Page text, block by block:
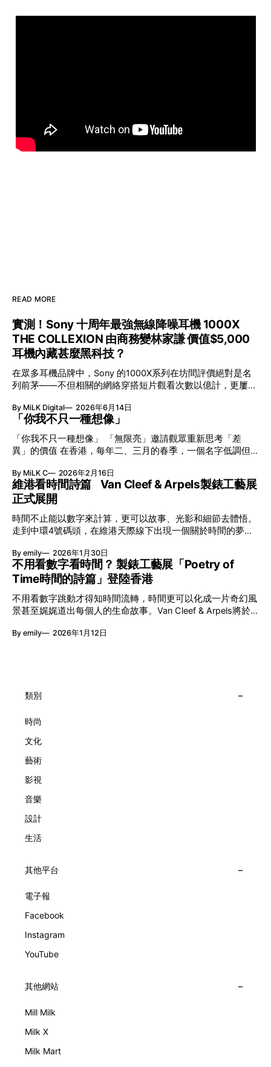
READ MORE
實測！Sony 十周年最強無線降噪耳機 1000X
THE COLLEXION 由商務變林家謙 價值$5,000
耳機內藏甚麼黑科技？
在眾多耳機品牌中，Sony 的1000X系列在坊間評價絕對是名
列前茅——不但相關的網絡穿搭短片觀看次數以億計，更屢獲
VGP 金獎，也是 Amazon 折扣日的大熱推介。
By MiLK Digital 2026年6月14日
「你我不只一種想像」
「你我不只一種想像」 「無限亮」邀請觀眾重新思考「差
異」的價值 在香港，每年二、三月的春季，一個名字低調但
節與香港賽馬會慈善信託基金聯合呈獻，以共融藝術為核心，
八年來不只是帶來無數來自世界各地的優秀節目，更致力於在
本地建立屬於香港的共融創作生態。今年更首度與本地兩大旗
艦藝團強強聯手打造兩部深具意義的作品《遊延》及《弦上光
影》，展開一場前所未有的藝術對話，擦下多元藝術下的流動
能量，全面開展一場無界限嘅藝術旅程。 第八屆「無限亮」
以「你我不只一種想像」為題，從共融角度重新思索「差異」
的價值。不同能力人士是社會多樣性的一部分。每人皆擁有
「不同」能力與特質，當我們一齊生活、一齊創作、互相啟
發，偏見與界線，也自然被藝術溶化。 「無限亮」2026精彩
節目包括: 2月27日至3月1日：帕拉管弦樂團《無邊狂想曲》/
音樂‧舞蹈 (開幕節目) 2月28日至3月1日：
By MiLK C 2026年2月16日
維港看時間詩篇 Van Cleef & Arpels製錶工藝展
正式展開
時間不止能以數字來計算，更可以故事、光影和細節去體悟。
走到中環4號碼頭，在維港天際線下出現一個關於時間的夢幻
覽。由即日至2月8日期間舉行，世家把一貫低調精緻的製錶語
言搬離傳統店舖，放進公共場域，讓時間不只是腕上的個人物
件，而是一場可以與他人一同經歷的詩意旅程。 在碼頭打開
「時間詩集」 走進展場尤如翻開一本時間詩集，藉由不同主
題呈現時間的無限想像。Van Cleef & Arpels的腕錶從來不是
由單純的機械與數字堆砌，更像是腕上的動人故事。 世家以
精湛的製錶技術與敘事美學為核心，讓每一枚腕錶都超越單純
報時的功能，而是把稍縱即逝的瞬間凝結成可以反覆閱讀的畫
子，以及訴說時間的珠寶。每個主題展區都有精美的佈置回應
By emily 2026年1月30日
不用看數字看時間？ 製錶工藝展「Poetry of
Time時間的詩篇」登陸香港
不用看數字跳動才得知時間流轉，時間更可以化成一片奇幻風
景甚至娓娓道出每個人的生命故事。Van Cleef & Arpels將於1
詩篇」展覽，邀請大家走進由愛情故事、詩意星象、迷人自然
大主題展區，彰顯世家的核心價值。2010年，Van Cleef &
級鐘錶大賞（Grand Prix d'Horlogerie de Genève）中獲獎的
擁而吻。雙逆跳機芯精準驅動這場機械浪漫，讓時間不再是抽
象概念，而是心跳的律動。 故事並未完結，2025年推出的
Lady Arpels Bal des Amoureux
By emily 2026年1月12日
類別
時尚
文化
藝術
影視
音樂
設計
生活
其他平台
電子報
Facebook
Instagram
YouTube
其他網站
Mill Milk
Milk X
Milk Mart